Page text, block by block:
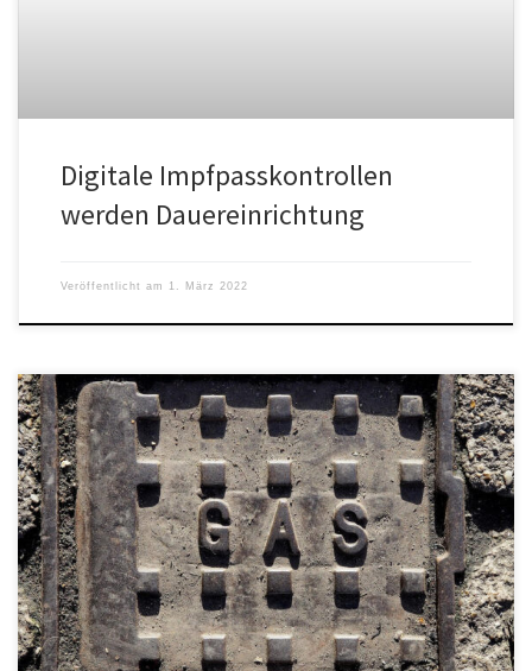
Digitale Impfpasskontrollen
werden Dauereinrichtung
Veröffentlicht am 1. März 2022
Hat Olaf Scholz "die Kurve gekriegt" (Focus) und sich in seiner
Regierungserklärung von der deutschen Friedenspolitik
verabschiedet?